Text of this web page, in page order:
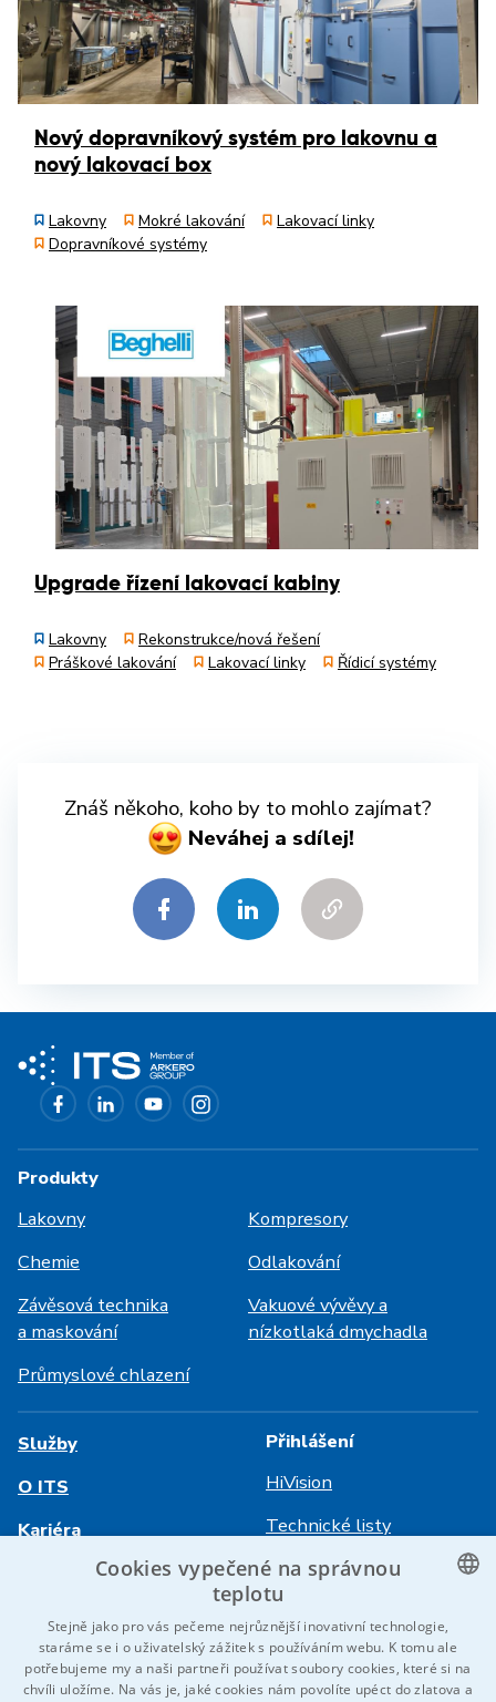
Nový dopravníkový systém pro lakovnu a
nový lakovací box
Lakovny Mokré lakování
Lakovací linky
Dopravníkové systémy
Upgrade řízení lakovací kabiny
Lakovny
Rekonstrukce/nová řešení
Práškové lakování
Lakovací linky Řídicí systémy
Znáš někoho, koho by to mohlo zajímat?
Neváhej a sdílej!
Produkty
Lakovny
Kompresory
Chemie
Odlakování
Závěsová technika
a maskování
Vakuové vývěvy a
nízkotlaká dmychadla
Průmyslové chlazení
Služby
O ITS
Kariéra
Reference
Kontaktujte nás
Přihlášení
HiVision
Technické listy
CZECH
GERMAN
Cookies vypečené na správnou
teplotu
Stejně jako pro vás pečeme nejrůznější inovativní technologie,
staráme se i o uživatelský zážitek s používáním webu. K tomu ale
potřebujeme my a naši partneři používat soubory cookies, které si na
chvíli uložíme. Na vás je, jaké cookies nám povolíte upéct do zlatova a